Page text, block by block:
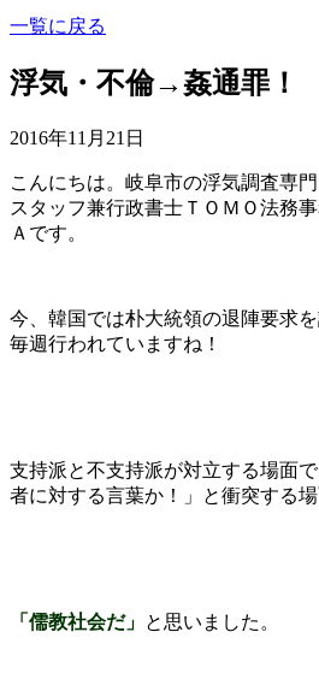
一覧に戻る
浮気・不倫→姦通罪！
2016年11月21日
こんにちは。岐阜市の浮気調査専門
スタッフ兼行政書士ＴＯＭＯ法務
Ａです。
今、韓国では朴大統領の退陣要求
毎週行われていますね！
支持派と不支持派が対立する場面
者に対する言葉か！」と衝突する場
「儒教社会だ」 と思いました。